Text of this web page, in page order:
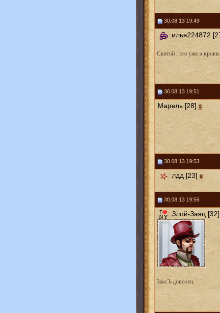
30.08.13 19:49
илья224872
Святой , это уже в крови.
30.08.13 19:51
Марель [28]
._.
30.08.13 19:53
лдд [23]
30.08.13 19:56
Злой-Заяц [32]
ЗаясЪ доволен.